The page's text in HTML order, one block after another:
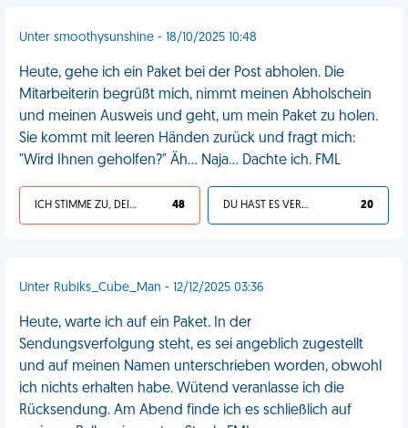
Unter smoothysunshine - 18/10/2025 10:48
Heute, gehe ich ein Paket bei der Post abholen. Die
Mitarbeiterin begrüßt mich, nimmt meinen Abholschein
und meinen Ausweis und geht, um mein Paket zu holen.
Sie kommt mit leeren Händen zurück und fragt mich:
"Wird Ihnen geholfen?" Äh... Naja... Dachte ich. FML
ICH STIMME ZU, DEIN LEBEN IST SCHEISSE 48 DU HAST ES VERDIENT 20
Unter Rubiks_Cube_Man - 12/12/2025 03:36
Heute, warte ich auf ein Paket. In der
Sendungsverfolgung steht, es sei angeblich zugestellt
und auf meinen Namen unterschrieben worden, obwohl
ich nichts erhalten habe. Wütend veranlasse ich die
Rücksendung. Am Abend finde ich es schließlich auf